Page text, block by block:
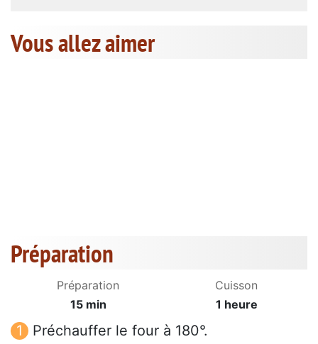
Vous allez aimer
Préparation
Préparation
15 min
Cuisson
1 heure
Préchauffer le four à 180°.